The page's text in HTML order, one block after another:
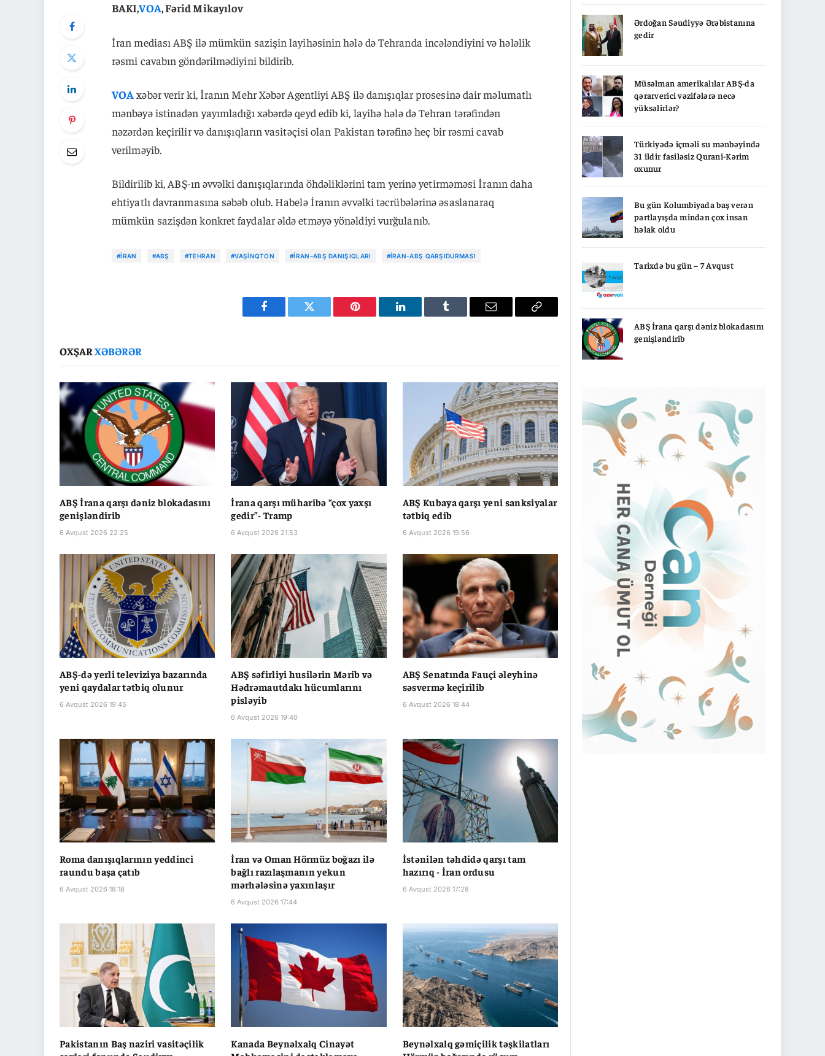
BAKI,VOA, Fərid Mikayılov
İran mediası ABŞ ilə mümkün sazişin layihəsinin hələ də Tehranda incələndiyini və hələlik
rəsmi cavabın göndərilmədiyini bildirib.
VOAxəbər verir ki, İranın Mehr Xəbər Agentliyi ABŞ ilə danışıqlar prosesinə dair məlumatlı
mənbəyə istinadən yayımladığı xəbərdə qeyd edib ki, layihə hələ də Tehran tərəfindən
nəzərdən keçirilir və danışıqların vasitəçisi olan Pakistan tərəfinə heç bir rəsmi cavab
verilməyib.
Bildirilib ki, ABŞ-ın əvvəlki danışıqlarında öhdəliklərini tam yerinə yetirməməsi İranın daha
ehtiyatlı davranmasına səbəb olub. Habelə İranın əvvəlki təcrübələrinə əsaslanaraq
mümkün sazişdən konkret faydalar əldə etməyə yönəldiyi vurğulanıb.
#İRAN #ABŞ #TEHRAN #VAŞINQTON #İRAN–ABŞ DANIŞIQLARI #İRAN-ABŞ QARŞIDURMASI
Facebook Twitter Pinterest LinkedIn Tumblr Email
Copy
OXŞARXƏBƏRƏR
ABŞ İrana qarşı dəniz blokadasını
genişləndirib
6 Avqust 2026 22:25
İrana qarşı müharibə “çox yaxşı
gedir”- Tramp
6 Avqust 2026 21:53
ABŞ Kubaya qarşı yeni sanksiyalar
tətbiq edib
6 Avqust 2026 19:56
ABŞ-də yerli televiziya bazarında
yeni qaydalar tətbiq olunur
6 Avqust 2026 19:45
ABŞ səfirliyi husilərin Mərib və
Hədrəmautdakı hücumlarını
pisləyib
6 Avqust 2026 19:40
ABŞ Senatında Fauçi əleyhinə
səsvermə keçirilib
6 Avqust 2026 18:44
Roma danışıqlarının yeddinci
raundu başa çatıb
6 Avqust 2026 18:18
İran və Oman Hörmüz boğazı ilə
bağlı razılaşmanın yekun
mərhələsinə yaxınlaşır
6 Avqust 2026 17:44
İstənilən təhdidə qarşı tam
hazırıq - İran ordusu
6 Avqust 2026 17:28
Pakistanın Baş naziri vasitəçilik
Kanada Beynəlxalq Cinayət
Beynəlxalq gəmiçilik təşkilatları
Ərdoğan Səudiyyə Ərəbistanına
gedir
Müsəlman amerikalılar ABŞ-da
qərarverici vəzifələrə necə
yüksəlirlər?
Türkiyədə içməli su mənbəyində
31 ildir fasiləsiz Qurani-Kərim
oxunur
Bu gün Kolumbiyada baş verən
partlayışda mindən çox insan
həlak oldu
Tarixdə bu gün – 7 Avqust
ABŞ İrana qarşı dəniz blokadasını
genişləndirib